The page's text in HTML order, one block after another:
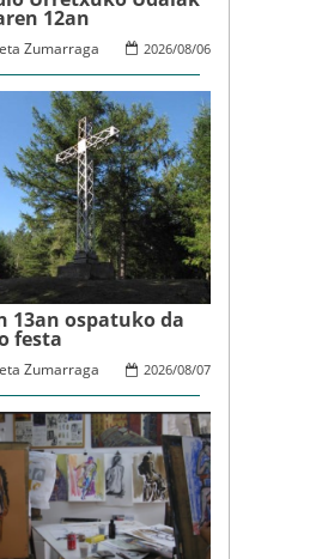
12an
2026/08/06
Zumarraga
13an ospatuko da
festa
2026/08/07
Zumarraga